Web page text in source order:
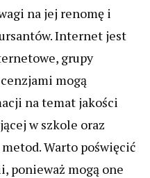
na jej renomę i
Internet jest
grupy
mogą
na temat jakości
w szkole oraz
Warto poświęcić
ponieważ mogą one